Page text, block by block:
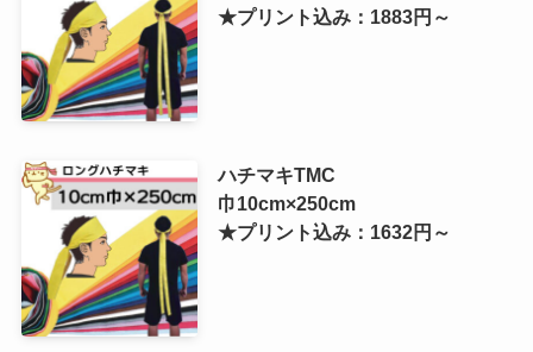
★プリント込み：1883円～
ハチマキTMC
巾10cm×250cm
★プリント込み：1632円～